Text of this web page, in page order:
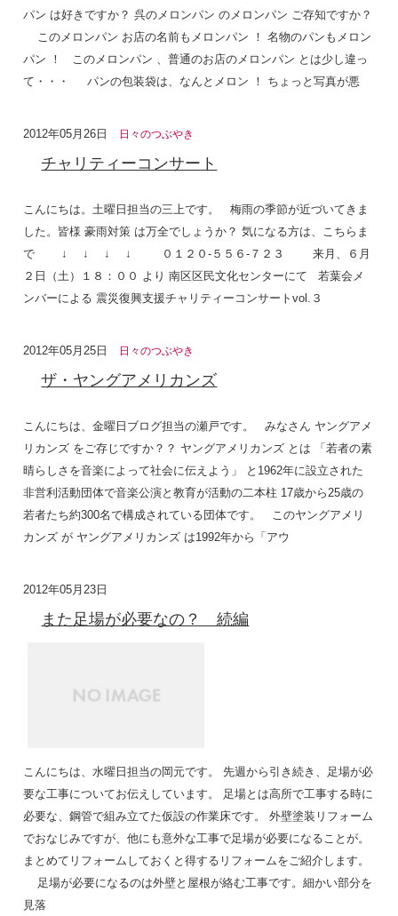
パン は好きですか？ 呉のメロンパン のメロンパン ご存知ですか？
このメロンパン お店の名前もメロンパン ！ 名物のパンもメロン
パン ！ このメロンパン 、普通のお店のメロンパン とは少し違っ
て・・・ パンの包装袋は、なんとメロン ！ ちょっと写真が悪
2012年05月26日 日々のつぶやき
チャリティーコンサート
こんにちは。土曜日担当の三上です。 梅雨の季節が近づいてきま
した。皆様 豪雨対策 は万全でしょうか？ 気になる方は、こちらま
で ↓ ↓ ↓ ↓ ０１２０-５５６-７２３ 来月、６月
２日（土）１８：００ より 南区区民文化センターにて 若葉会メ
ンバーによる 震災復興支援チャリティーコンサートvol.３
2012年05月25日 日々のつぶやき
ザ・ヤングアメリカンズ
こんにちは、金曜日ブログ担当の瀬戸です。 みなさん ヤングアメ
リカンズ をご存じですか？？ ヤングアメリカンズ とは 「若者の素
晴らしさを音楽によって社会に伝えよう」 と1962年に設立された
非営利活動団体で音楽公演と教育が活動の二本柱 17歳から25歳の
若者たち約300名で構成されている団体です。 このヤングアメリ
カンズ が ヤングアメリカンズ は1992年から「アウ
2012年05月23日
また足場が必要なの？ 続編
こんにちは、水曜日担当の岡元です。 先週から引き続き、足場が必
要な工事についてお伝えしています。 足場とは高所で工事する時に
必要な、鋼管で組み立てた仮設の作業床です。 外壁塗装リフォーム
でおなじみですが、他にも意外な工事で足場が必要になることが。
まとめてリフォームしておくと得するリフォームをご紹介します。
足場が必要になるのは外壁と屋根が絡む工事です。細かい部分を
見落